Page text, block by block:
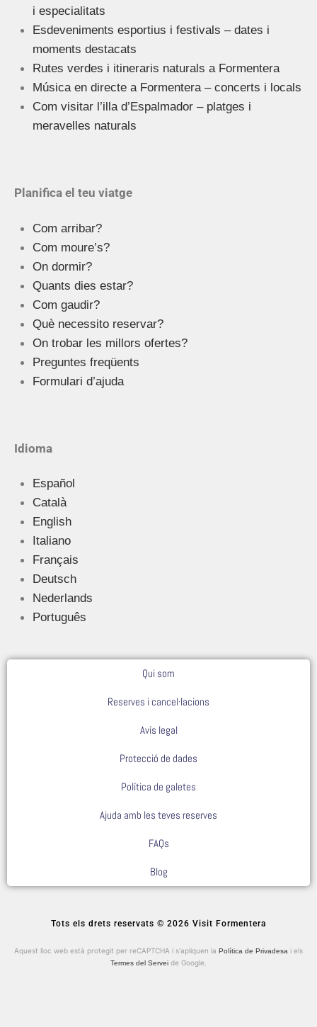
i especialitats
Esdeveniments esportius i festivals – dates i
moments destacats
Rutes verdes i itineraris naturals a Formentera
Música en directe a Formentera – concerts i locals
Com visitar l’illa d’Espalmador – platges i
meravelles naturals
Planifica el teu viatge
Com arribar?
Com moure’s?
On dormir?
Quants dies estar?
Com gaudir?
Què necessito reservar?
On trobar les millors ofertes?
Preguntes freqüents
Formulari d’ajuda
Idioma
Español
Català
English
Italiano
Français
Deutsch
Nederlands
Português
Qui som
Reserves i cancel·lacions
Avís legal
Protecció de dades
Política de galetes
Ajuda amb les teves reserves
FAQs
Blog
Tots els drets reservats © 2026 Visit Formentera
Aquest lloc web està protegit per reCAPTCHA i s'apliquen la Política de Privadesa i els
Termes del Servei de Google.